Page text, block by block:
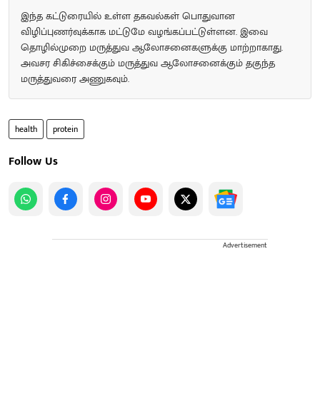
இந்த கட்டுரையில் உள்ள தகவல்கள் பொதுவான
விழிப்புணர்வுக்காக மட்டுமே வழங்கப்பட்டுள்ளன. இவை
தொழில்முறை மருத்துவ ஆலோசனைகளுக்கு மாற்றாகாது.
அவசர சிகிச்சைக்கும் மருத்துவ ஆலோசனைக்கும் தகுந்த
மருத்துவரை அணுகவும்.
health protein
Follow Us
Advertisement